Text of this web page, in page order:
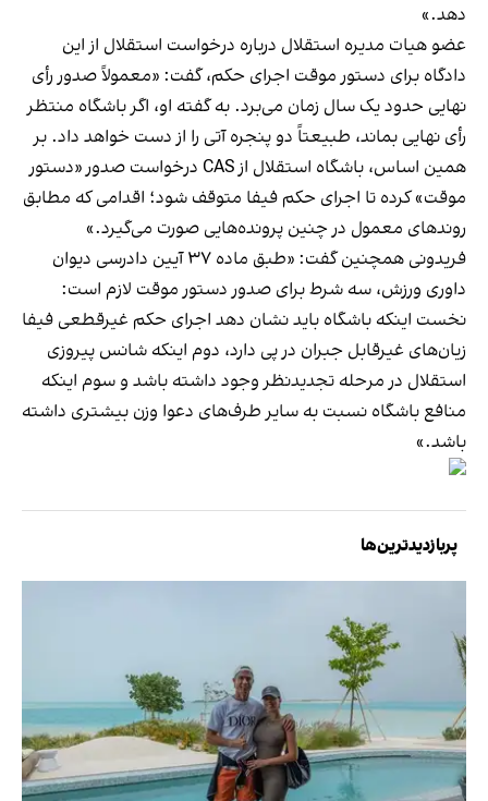
دهد.»
عضو هیات مدیره استقلال درباره درخواست استقلال از این
دادگاه برای دستور موقت اجرای حکم، گفت: «معمولاً صدور رأی
نهایی حدود یک سال زمان می‌برد. به گفته او، اگر باشگاه منتظر
رأی نهایی بماند، طبیعتاً دو پنجره آتی را از دست خواهد داد. بر
همین اساس، باشگاه استقلال از CAS درخواست صدور «دستور
موقت» کرده تا اجرای حکم فیفا متوقف شود؛ اقدامی که مطابق
روندهای معمول در چنین پرونده‌هایی صورت می‌گیرد.»
فریدونی همچنین گفت: «طبق ماده ۳۷ آیین دادرسی دیوان
داوری ورزش، سه شرط برای صدور دستور موقت لازم است:
نخست اینکه باشگاه باید نشان دهد اجرای حکم غیرقطعی فیفا
زیان‌های غیرقابل جبران در پی دارد، دوم اینکه شانس پیروزی
استقلال در مرحله تجدیدنظر وجود داشته باشد و سوم اینکه
منافع باشگاه نسبت به سایر طرف‌های دعوا وزن بیشتری داشته
باشد.»
پربازدیدترین‌ها